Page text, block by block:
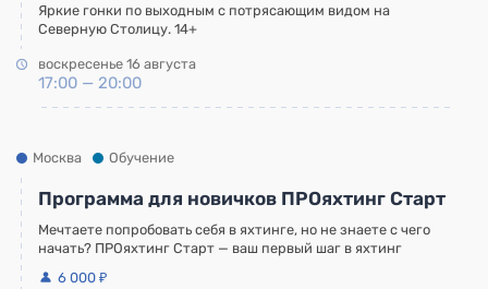
Яркие гонки по выходным с потрясающим видом на
Северную Столицу. 14+
воскресенье 16 августа
17:00 — 20:00
Москва Обучение
Программа для новичков ПРОяхтинг Старт
Мечтаете попробовать себя в яхтинге, но не знаете с чего
начать? ПРОяхтинг Старт — ваш первый шаг в яхтинг
6 000 ₽